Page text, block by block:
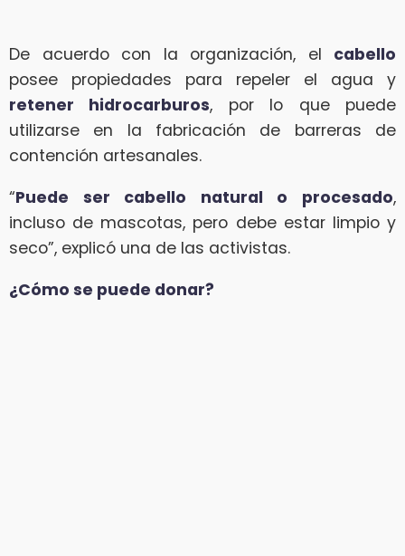
De acuerdo con la organización, el cabello
posee propiedades para repeler el agua y
retener hidrocarburos, por lo que puede
utilizarse en la fabricación de barreras de
contención artesanales.
“Puede ser cabello natural o procesado,
incluso de mascotas, pero debe estar limpio y
seco”, explicó una de las activistas.
¿Cómo se puede donar?